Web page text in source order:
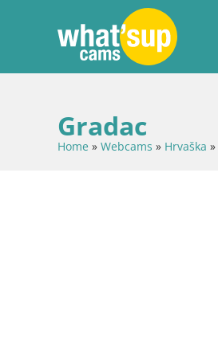
Gradac
Home » Webcams » Hrvaška »